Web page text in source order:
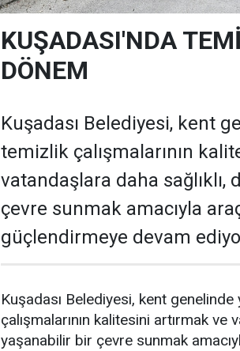
KUŞADASI'NDA
DÖNEM
Kuşadası Belediyesi, kent
temizlik çalışmalarının
vatandaşlara daha sağlıklı,
çevre sunmak amacıyla
güçlendirmeye devam
Kuşadası Belediyesi, kent
çalışmalarının kalitesini artırmak ve
yaşanabilir bir çevre sunmak